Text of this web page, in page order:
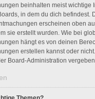
beinhalten meist wichtige
in dem du dich befindest.
erscheinen oben
sie erstellt wurden. Wie bei
hängt es von deinen
erstellen kannst oder
Board-Administration